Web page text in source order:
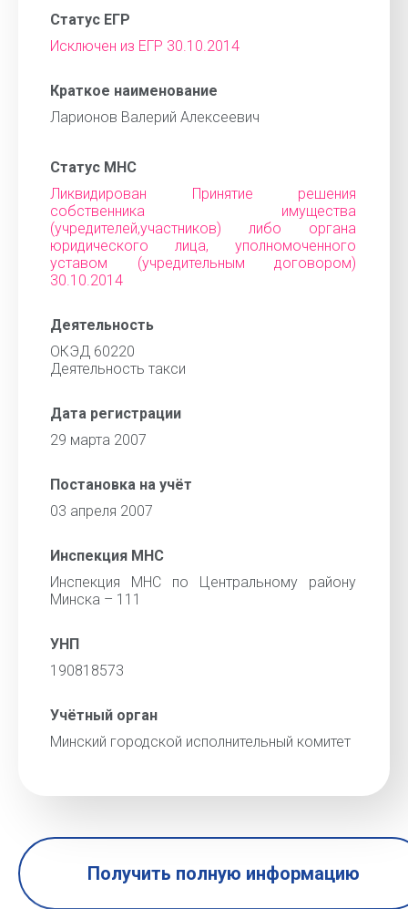
Статус ЕГР
Исключен из ЕГР 30.10.2014
Краткое наименование
Ларионов Валерий Алексеевич
Статус МНС
Ликвидирован Принятие решения
собственника имущества
(учредителей,участников) либо органа
юридического лица, уполномоченного
уставом (учредительным договором)
30.10.2014
Деятельность
ОКЭД 60220
Деятельность такси
Дата регистрации
29 марта 2007
Постановка на учёт
03 апреля 2007
Инспекция МНС
Инспекция МНС по Центральному району
Минска – 111
УНП
190818573
Учётный орган
Минский городской исполнительный комитет
Получить полную информацию